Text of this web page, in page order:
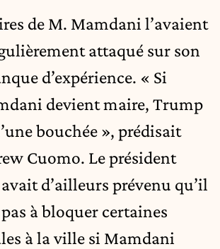
de M. Mamdani l’avaient
attaqué sur son
d’expérience. « Si
devient maire, Trump
bouchée », prédisait
Cuomo. Le président
d’ailleurs prévenu qu’il
à bloquer certaines
à la ville si Mamdani